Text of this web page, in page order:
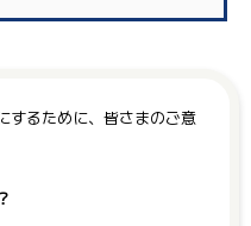
するために、皆さまのご意